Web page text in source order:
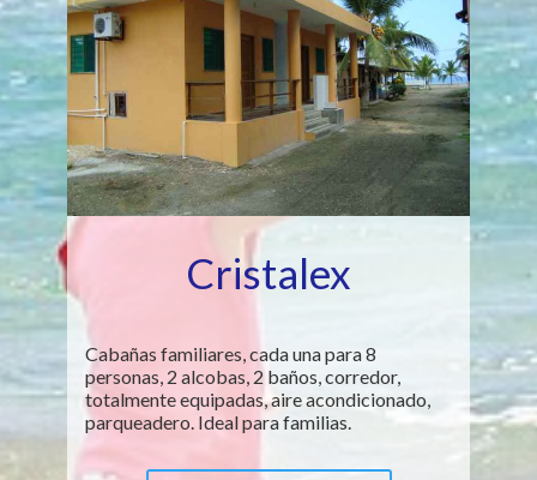
Cristalex
Cabañas familiares, cada una para 8
personas, 2 alcobas, 2 baños, corredor,
totalmente equipadas, aire acondicionado,
parqueadero. Ideal para familias.